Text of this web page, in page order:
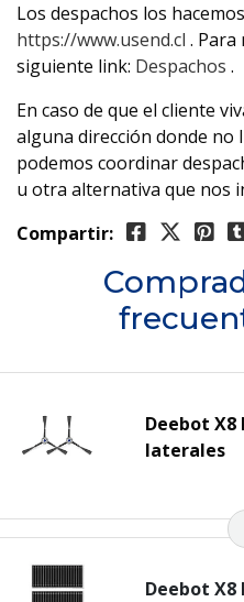
Los despachos los
https://www.usend.cl . Para
siguiente link: Despachos .
En caso de que el cliente
alguna dirección donde no
podemos coordinar
u otra alternativa que nos
Compartir:
Deebot X8
laterales
Deebot